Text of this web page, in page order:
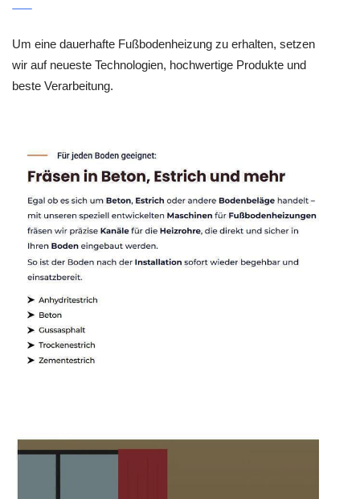
Um eine dauerhafte Fußbodenheizung zu erhalten, setzen
wir auf neueste Technologien, hochwertige Produkte und
beste Verarbeitung.